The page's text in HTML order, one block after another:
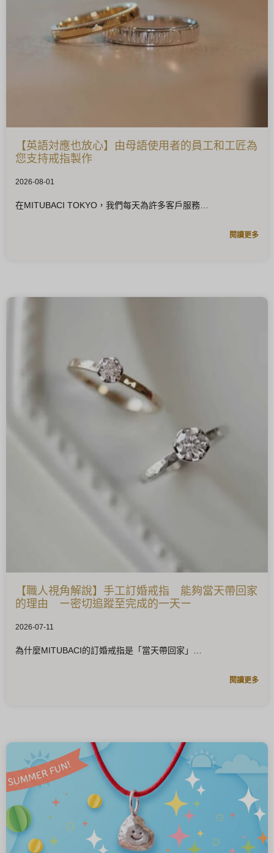
【英語対應也放心】由母語使用者的員工和工匠為
您支持戒指製作
2026-08-01
在MITUBACI TOKYO，我們每天為許多客戶服務
閱讀更多
【職人視角解說】手工訂婚戒指 能夠當天帶回家
的理由 ー密切追蹤至完成的一天ー
2026-07-11
為什麼MITUBACI的訂婚戒指是「當天帶回家」
閱讀更多